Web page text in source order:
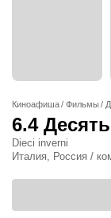
Киноафиша Фильмы
6.4
Dieci inverni
Италия, Россия /